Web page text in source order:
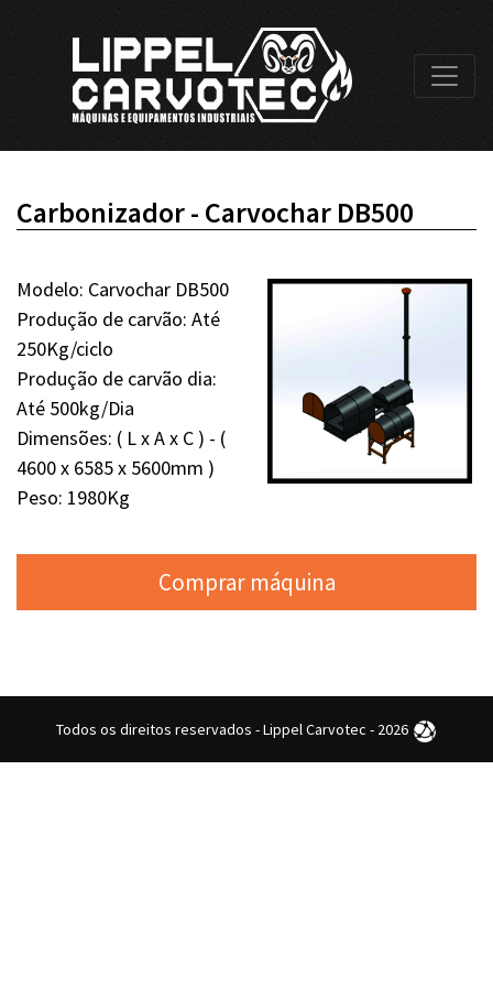
Carbonizador - Carvochar DB500
Modelo: Carvochar DB500
Produção de carvão: Até
250Kg/ciclo
Produção de carvão dia:
Até 500kg/Dia
Dimensões: ( L x A x C ) - (
4600 x 6585 x 5600mm )
Peso: 1980Kg
Comprar máquina
Todos os direitos reservados - Lippel Carvotec - 2026